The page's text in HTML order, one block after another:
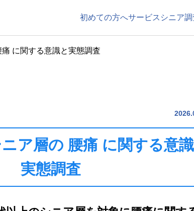
初めての方へサービス シニア
痛 に関する意識と実態調査
ニア層の 腰痛 に関する意
実態調査